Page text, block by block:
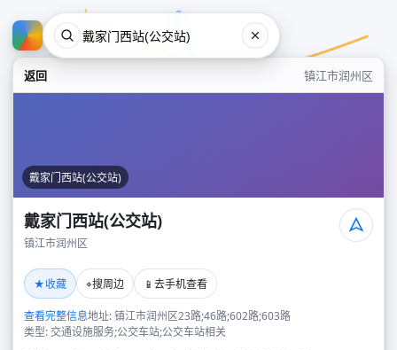
返回 镇江市润州区
戴家门西站(公交站)
戴家门西站(公交站)
镇江市润州区
★收藏 ⌖搜周边 📱 去手机查看
查看完整信息地址: 镇江市润州区23路;46路;602路;603路
类型: 交通设施服务;公交车站;公交车站相关